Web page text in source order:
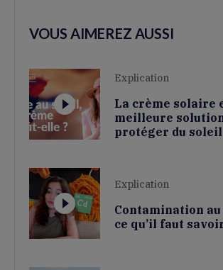
VOUS AIMEREZ AUSSI
Explication
La crème solaire
meilleure
protéger du soleil
Explication
Contamination au
ce qu’il faut